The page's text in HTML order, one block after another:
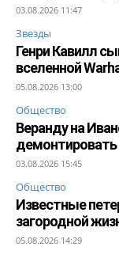
03.08.2026 11:47
Звезды
Генри Кавилл
вселенной
05.08.2026 13:00
Общество
Веранду на
03.08.2026 15:45
Общество
Известные
загородной
05.08.2026 14:29